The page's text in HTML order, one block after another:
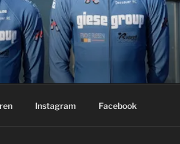
Instagram Facebook